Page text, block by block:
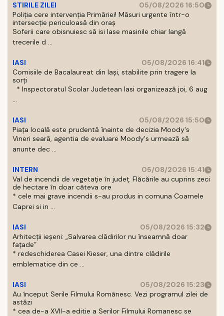
STIRILE ZILEI
05/08/2026 16:50
Poliția cere intervenția Primăriei! Măsuri urgente într-o
intersecție periculoasă din oraș
Soferii care obisnuiesc să isi lase masinile chiar langă
trecerile d ...
IASI
05/08/2026 16:41
Comisiile de Bacalaureat din Iași, stabilite prin tragere la
sorți
* Inspectoratul Scolar Judetean Iasi organizează joi, 6 aug
...
IASI
05/08/2026 15:50
Piața locală este prudentă înainte de decizia Moody's
Vineri seară, agentia de evaluare Moody's urmează să
anunte dec ...
INTERN
05/08/2026 15:41
Val de incendii de vegetație în județ. Flăcările au cuprins zeci
de hectare în doar câteva ore
* cele mai grave incendii s-au produs in comuna Coarnele
Caprei si in ...
IASI
05/08/2026 15:32
Arhitecții ieșeni: „Salvarea clădirilor nu înseamnă doar
fațade”
* redeschiderea Casei Kieser, una dintre clădirile
emblematice din ce ...
IASI
05/08/2026 15:23
Au început Serile Filmului Românesc. Vezi programul zilei de
astăzi
* cea de-a XVII-a editie a Serilor Filmului Romanesc se